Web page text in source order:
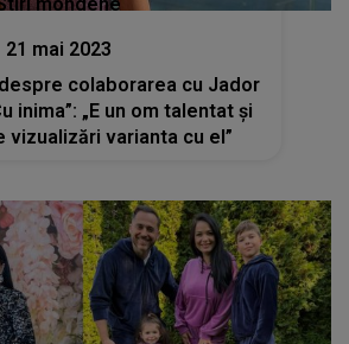
21 mai 2023
colaborarea cu Jador
om talentat și
vizualizări varianta cu el”